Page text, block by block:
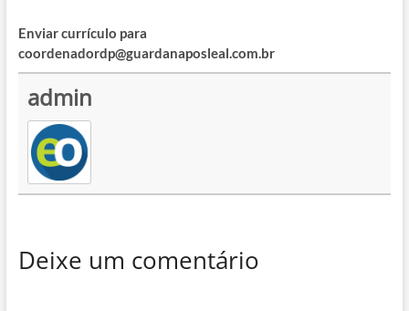
Enviar currículo para
coordenadordp@guardanaposleal.com.br
admin
Deixe um comentário